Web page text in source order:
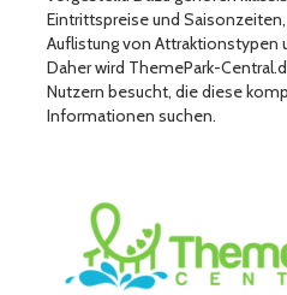
Eintrittspreise und
Auflistung von Attraktionstypen
Daher wird ThemePark-
Nutzern besucht, die diese
Informationen suchen.